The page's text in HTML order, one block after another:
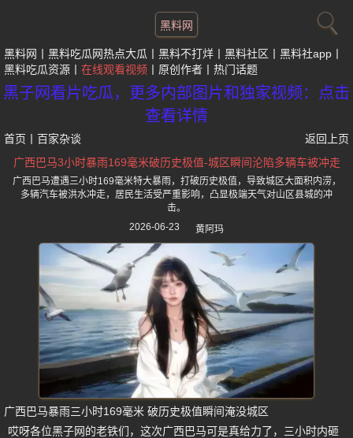
黑料网
黑料网 黑料吃瓜网热点大瓜 黑料不打烊 黑料社区
黑料社app
黑料吃瓜资源
在线观看视频 原创作者 热门话题
黑子网看片吃瓜，更多内部图片和独家视频：点击
查看详情
首页 百家杂谈
返回上页
广西巴马3小时暴雨169毫米破历史极值-城区瞬间沦陷多辆车被冲走
广西巴马遭遇三小时169毫米特大暴雨，打破历史极值，导致城区大面积内涝，
多辆汽车被洪水冲走，居民生活受严重影响，凸显极端天气对山区县城的冲
击。
2026-06-23
黄阿玛
广西巴马暴雨三小时169毫米 破历史极值瞬间淹没城区
哎呀各位黑子网的老铁们，这次广西巴马可是真给力了，三小时内砸